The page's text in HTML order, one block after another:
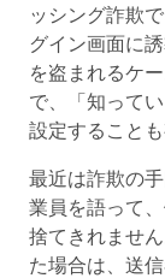
ッシング詐欺
グイン画面に
を盗まれるケ
で、「知って
設定することも
最近は詐欺の
業員を語って
捨てきれませ
た場合は、送